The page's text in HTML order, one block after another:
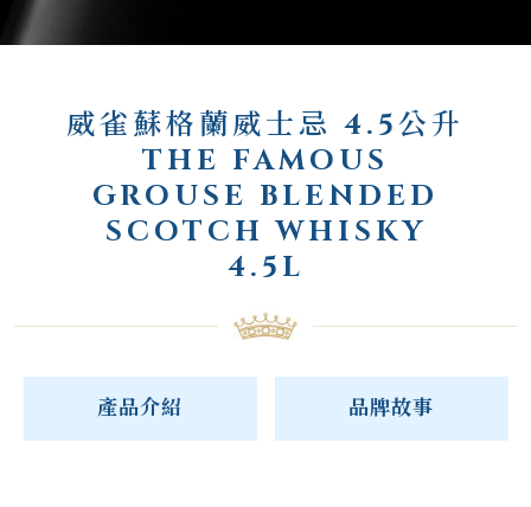
威雀蘇格蘭威士忌 4.5公升
THE FAMOUS
GROUSE BLENDED
SCOTCH WHISKY
4.5L
產品介紹 品牌故事